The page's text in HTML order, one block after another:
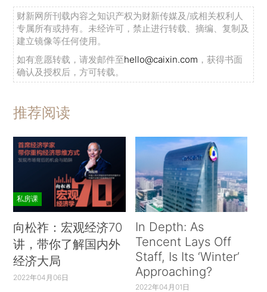
财新网所刊载内容之知识产权为财新传媒及/或相关权利人
专属所有或持有。未经许可，禁止进行转载、摘编、复制及
建立镜像等任何使用。
如有意愿转载，请发邮件至hello@caixin.com ，获得书面
确认及授权后，方可转载。
推荐阅读
私房课
向松祚：宏观经济70
讲，带你了解国内外
经济大局
2022年04月06日
In Depth: As
Tencent Lays Off
Staff, Is Its ‘Winter’
Approaching?
2022年04月01日